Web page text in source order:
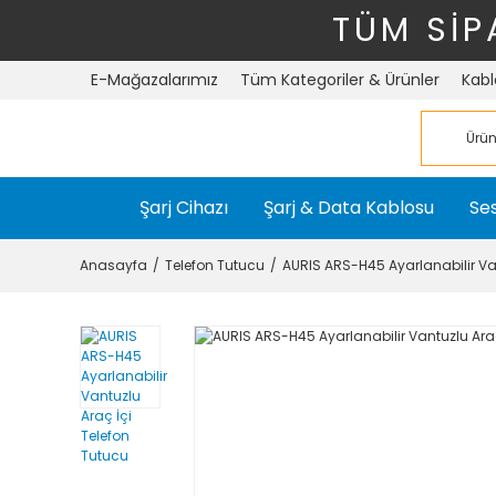
TÜM
E-Mağazalarımız Tüm Kategoriler & Ürünler
Şarj Cihazı Şarj & Data Kablosu
Anasayfa Telefon Tutucu AURIS ARS-H45 Ayarlanabilir